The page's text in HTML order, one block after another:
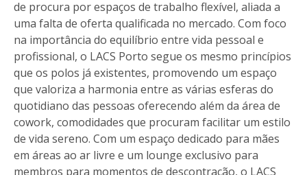
de procura por espaços de trabalho flexível, aliada a
uma falta de oferta qualificada no mercado. Com foco
na importância do equilíbrio entre vida pessoal e
profissional, o LACS Porto segue os mesmo princípios
que os polos já existentes, promovendo um espaço
que valoriza a harmonia entre as várias esferas do
quotidiano das pessoas oferecendo além da área de
cowork, comodidades que procuram facilitar um estilo
de vida sereno. Com um espaço dedicado para mães
em áreas ao ar livre e um lounge exclusivo para
membros para momentos de descontração, o LACS